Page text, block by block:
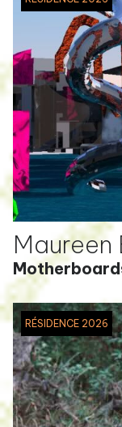
RÉSIDENCE 2026